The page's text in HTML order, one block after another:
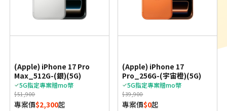
(Apple) iPhone 17 Pro
Max_512G-(銀)(5G)
5G指定專案贈mo幣
$51,900
專案價$2,300起
(Apple) iPhone 17
Pro_256G-(宇宙橙)(5G)
5G指定專案贈mo幣
$39,900
專案價$0起